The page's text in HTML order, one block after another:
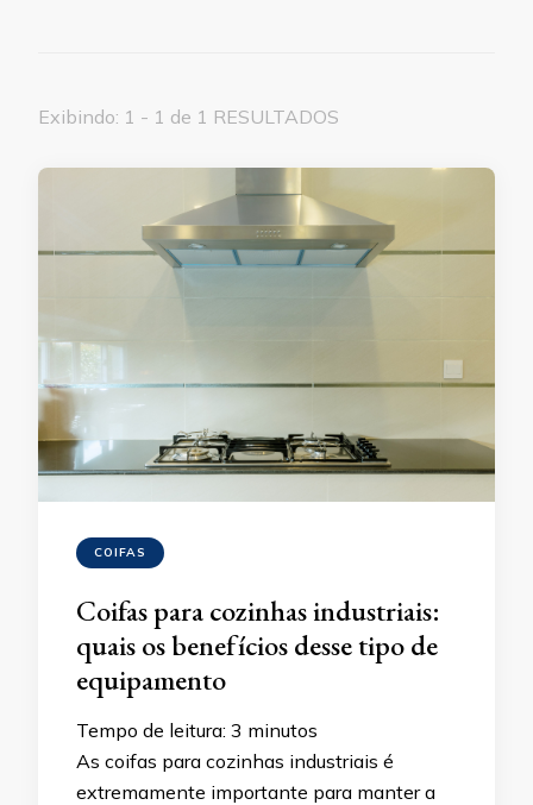
Exibindo: 1 - 1 de 1 RESULTADOS
COIFAS
Coifas para cozinhas industriais:
quais os benefícios desse tipo de
equipamento
Tempo de leitura: 3 minutos
As coifas para cozinhas industriais é
extremamente importante para manter a